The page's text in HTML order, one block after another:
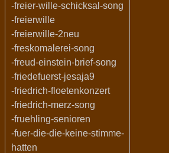
-freier-wille-schicksal-song
-freierwille
-freierwille-2neu
-freskomalerei-song
-freud-einstein-brief-song
-friedefuerst-jesaja9
-friedrich-floetenkonzert
-friedrich-merz-song
-fruehling-senioren
-fuer-die-die-keine-stimme-
hatten